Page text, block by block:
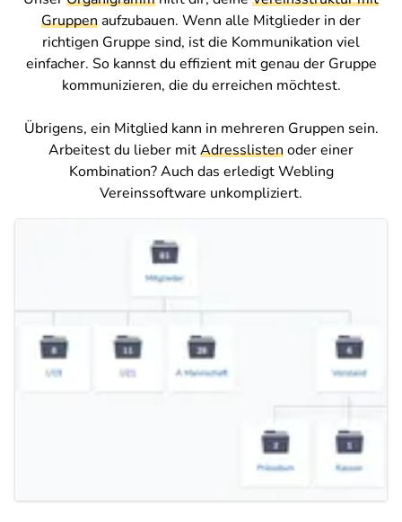
Gruppenaufzubauen. Wenn alle Mitglieder in der
richtigen Gruppe sind, ist die Kommunikation viel
einfacher. So kannst du effizient mit genau der Gruppe
kommunizieren, die du erreichen möchtest.
Übrigens, ein Mitglied kann in mehreren Gruppen sein.
Arbeitest du lieber mitAdresslistenoder einer
Kombination? Auch das erledigt Webling
Vereinssoftware unkompliziert.